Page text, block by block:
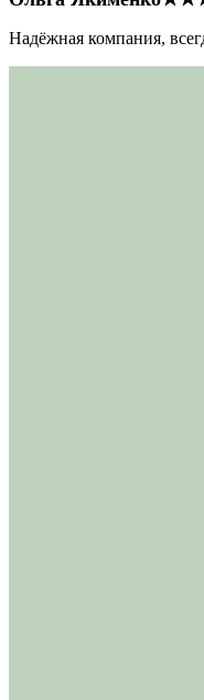
Надёжная компания,